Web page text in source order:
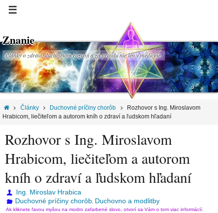
Znanie
Články o zdraví, duchovnom rozvoji a za pravdu nie len v medicíne.
Články Duchovné príčiny chorôb
Rozhovor s Ing. Miroslavom
Hrabicom, liečiteľom a autorom kníh o zdraví a ľudskom hľadaní
Rozhovor s Ing. Miroslavom
Hrabicom, liečiteľom a autorom
kníh o zdraví a ľudskom hľadaní
Ing. Miroslav Hrabica
Duchovné príčiny chorôb Duchovno a modlitby
Ak kliknete ľavou myšou na modro zafarbené slovo, otvorí sa Vám o tom viac informácií.